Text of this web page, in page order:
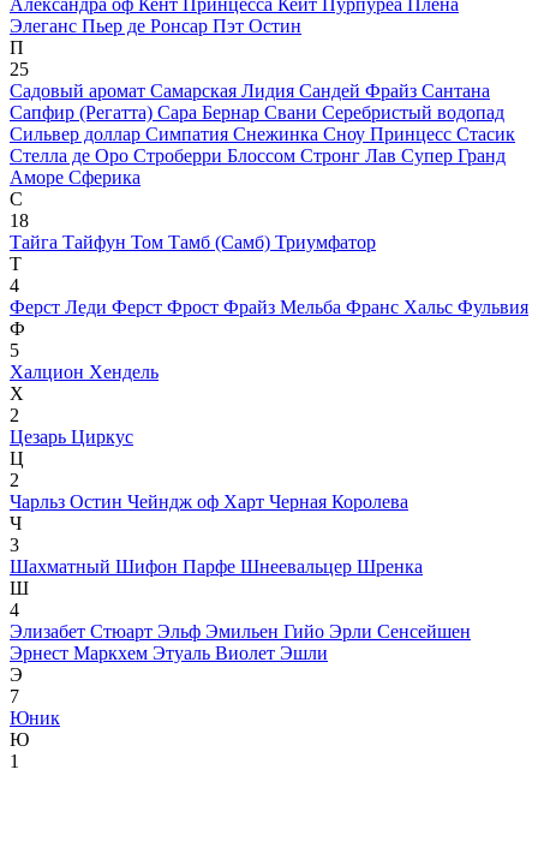
Элеганс Пьер де Ронсар Пэт Остин
П
25
Садовый аромат Самарская Лидия Сандей Фрайз Сантана
Сапфир (Регатта) Сара Бернар Свани Серебристый водопад
Сильвер доллар Симпатия Снежинка Сноу Принцесс Стасик
Стелла де Оро Строберри Блоссом Стронг Лав Супер Гранд
Аморе Сферика
С
18
Тайга Тайфун Том Тамб (Самб) Триумфатор
Т
4
Ферст Леди Ферст Фрост Фрайз Мельба Франс Хальс Фульвия
Ф
5
Халцион Хендель
Х
2
Цезарь Циркус
Ц
2
Чарльз Остин Чейндж оф Харт Черная Королева
Ч
3
Шахматный Шифон Парфе Шнеевальцер Шренка
Ш
4
Элизабет Стюарт Эльф Эмильен Гийо Эрли Сенсейшен
Эрнест Маркхем Этуаль Виолет Эшли
Э
7
Юник
Ю
1